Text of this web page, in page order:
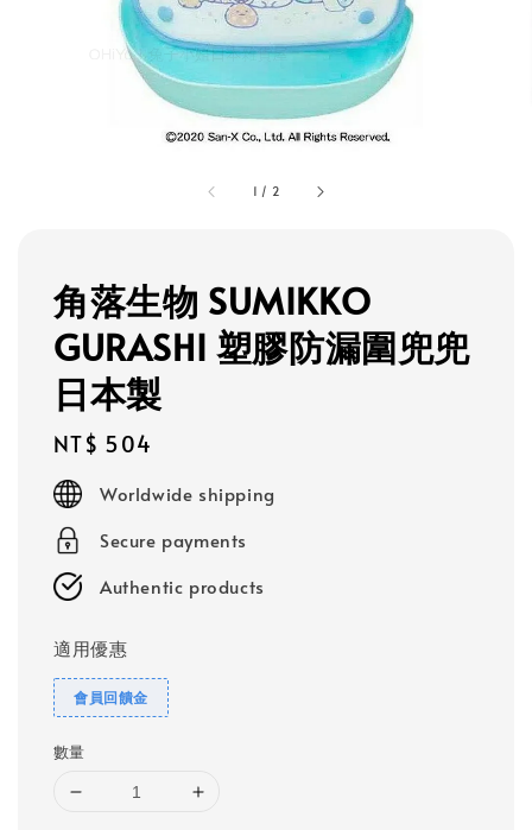
1 / 2
角落生物 SUMIKKO
GURASHI 塑膠防漏圍兜兜
日本製
Regular
price
NT$ 504
Worldwide shipping
Secure payments
Authentic products
適用優惠
會員回饋金
數量